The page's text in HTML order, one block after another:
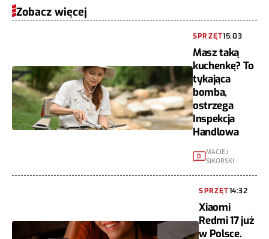
Zobacz więcej
SPRZĘT15:03
Masz taką
kuchenkę? To
tykająca
bomba,
ostrzega
Inspekcja
Handlowa
0
MACIEJ
SIKORSKI
SPRZĘT14:32
Xiaomi
Redmi 17 już
w Polsce.